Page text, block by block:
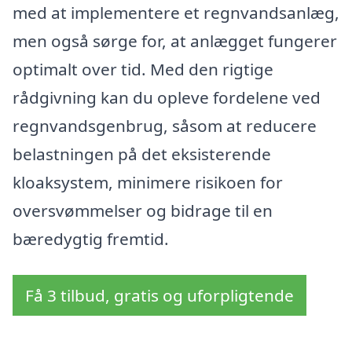
med at implementere et regnvandsanlæg,
men også sørge for, at anlægget fungerer
optimalt over tid. Med den rigtige
rådgivning kan du opleve fordelene ved
regnvandsgenbrug, såsom at reducere
belastningen på det eksisterende
kloaksystem, minimere risikoen for
oversvømmelser og bidrage til en
bæredygtig fremtid.
Få 3 tilbud, gratis og uforpligtende